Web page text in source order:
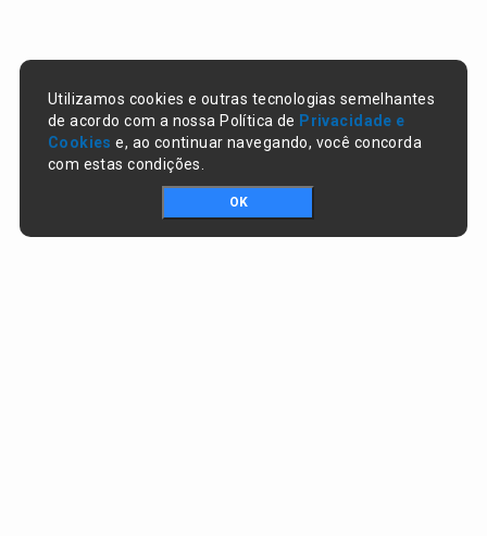
Utilizamos cookies e outras tecnologias semelhantes
de acordo com a nossa Política de Privacidade e
Cookies e, ao continuar navegando, você concorda
com estas condições.
OK